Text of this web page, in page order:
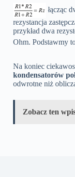
łącząc
rezystancja
przykład dwa
Ohm. Podstawmy
Na koniec
kondensatorów
odwrotne niż
Zobacz ten